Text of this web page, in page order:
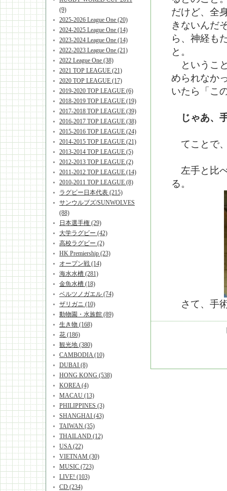
(9)
2025-2026 League One (20)
2024-2025 League One (14)
2023-2024 League One (14)
2022-2023 League One (21)
2022 League One (38)
2021 TOP LEAGUE (21)
2020 TOP LEAGUE (17)
2019-2020 TOP LEAGUE (6)
2018-2019 TOP LEAGUE (19)
2017-2018 TOP LEAGUE (39)
2016-2017 TOP LEAGUE (38)
2015-2016 TOP LEAGUE (24)
2014-2015 TOP LEAGUE (21)
2013-2014 TOP LEAGUE (5)
2012-2013 TOP LEAGUE (2)
2011-2012 TOP LEAGUE (14)
2010-2011 TOP LEAGUE (8)
ラグビー日本代表 (215)
サンウルブズ/SUNWOLVES
(88)
日本選手権 (29)
大学ラグビー (42)
高校ラグビー (2)
HK Premiership (23)
オープン戦 (14)
海水水槽 (281)
金魚水槽 (18)
ベルツノガエル (74)
ザリガニ (10)
動物園・水族館 (89)
生き物 (168)
花 (186)
観光地 (380)
CAMBODIA (10)
DUBAI (8)
HONG KONG (538)
KOREA (4)
MACAU (13)
PHILIPPINES (3)
SHANGHAI (43)
TAIWAN (35)
THAILAND (12)
USA (22)
VIETNAM (30)
MUSIC (723)
LIVE! (103)
CD (234)
だけど、全
きないんだ
ら、神経も
と。
というこ
められなか
いたら「こ
じゃあ、
てことで
左手と比
る。
さて、手